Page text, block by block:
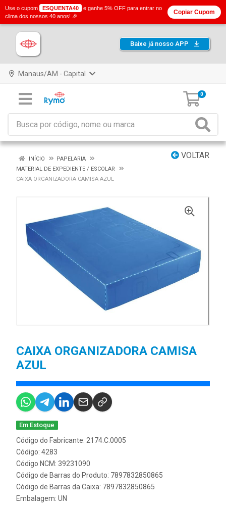
Baixe já nosso APP
Manaus/AM - Capital
0
VOLTAR
INÍCIO
PAPELARIA
MATERIAL DE EXPEDIENTE / ESCOLAR
CAIXA ORGANIZADORA CAMISA AZUL
CAIXA ORGANIZADORA CAMISA
AZUL
Em Estoque
Código do Fabricante: 2174.C.0005
Código: 4283
Código NCM: 39231090
Código de Barras do Produto: 7897832850865
Código de Barras da Caixa: 7897832850865
Embalagem: UN
Use o cupom ESQUENTA40
e ganhe 5% OFF para entrar no
clima dos nossos 40 anos! 🎉
Copiar Cupom